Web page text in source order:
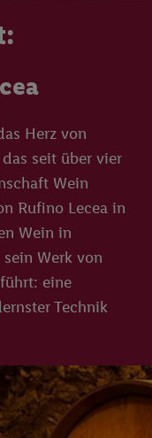
Herz von
seit über vier
Wein
Rufino Lecea in
Wein in
Werk von
eine
Technik